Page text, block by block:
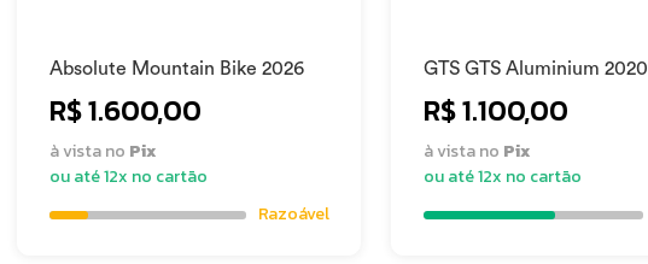
700c x 35c
Usado
Absolute Mountain Bike 2026
R$ 1.600,00
à vista no Pix
ou até 12x no cartão
Razoável
GTS GTS Aluminium 2020
R$ 1.100,00
à vista no Pix
ou até 12x no cartão